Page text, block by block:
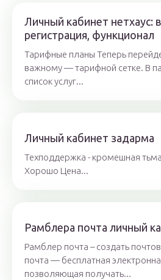
Личный кабинет нетхаус:
регистрация, функционал
Тарифные планы Теперь
важному — тарифной сетке. В
список услуг...
Личный кабинет задарма
Техподдержка - кромешная
Хорошо Цена...
Рамблера почта личный
Рамблер почта – создать
почта — бесплатная
позволяющая получать...